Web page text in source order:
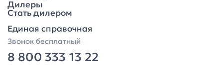
Дилеры
Стать дилером
Единая справочная
Звонок бесплатный
8 800 333 13 22